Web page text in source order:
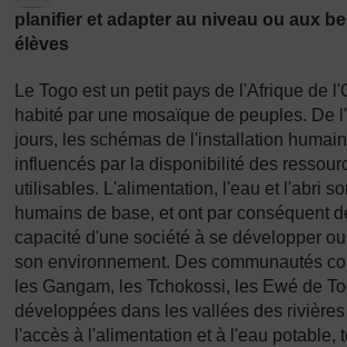
planifier et adapter au niveau ou aux
élèves
Le Togo est un petit pays de l'Afrique de
habité par une mosaïque de peuples. De
jours, les schémas de l'installation
influencés par la disponibilité des
utilisables. L'alimentation, l'eau et l'abri
humains de base, et ont par conséquent
capacité d'une société à se développer
son environnement. Des communautés
les Gangam, les Tchokossi, les Ewé de
développées dans les vallées des
l'accès à l'alimentation et à l'eau potable,